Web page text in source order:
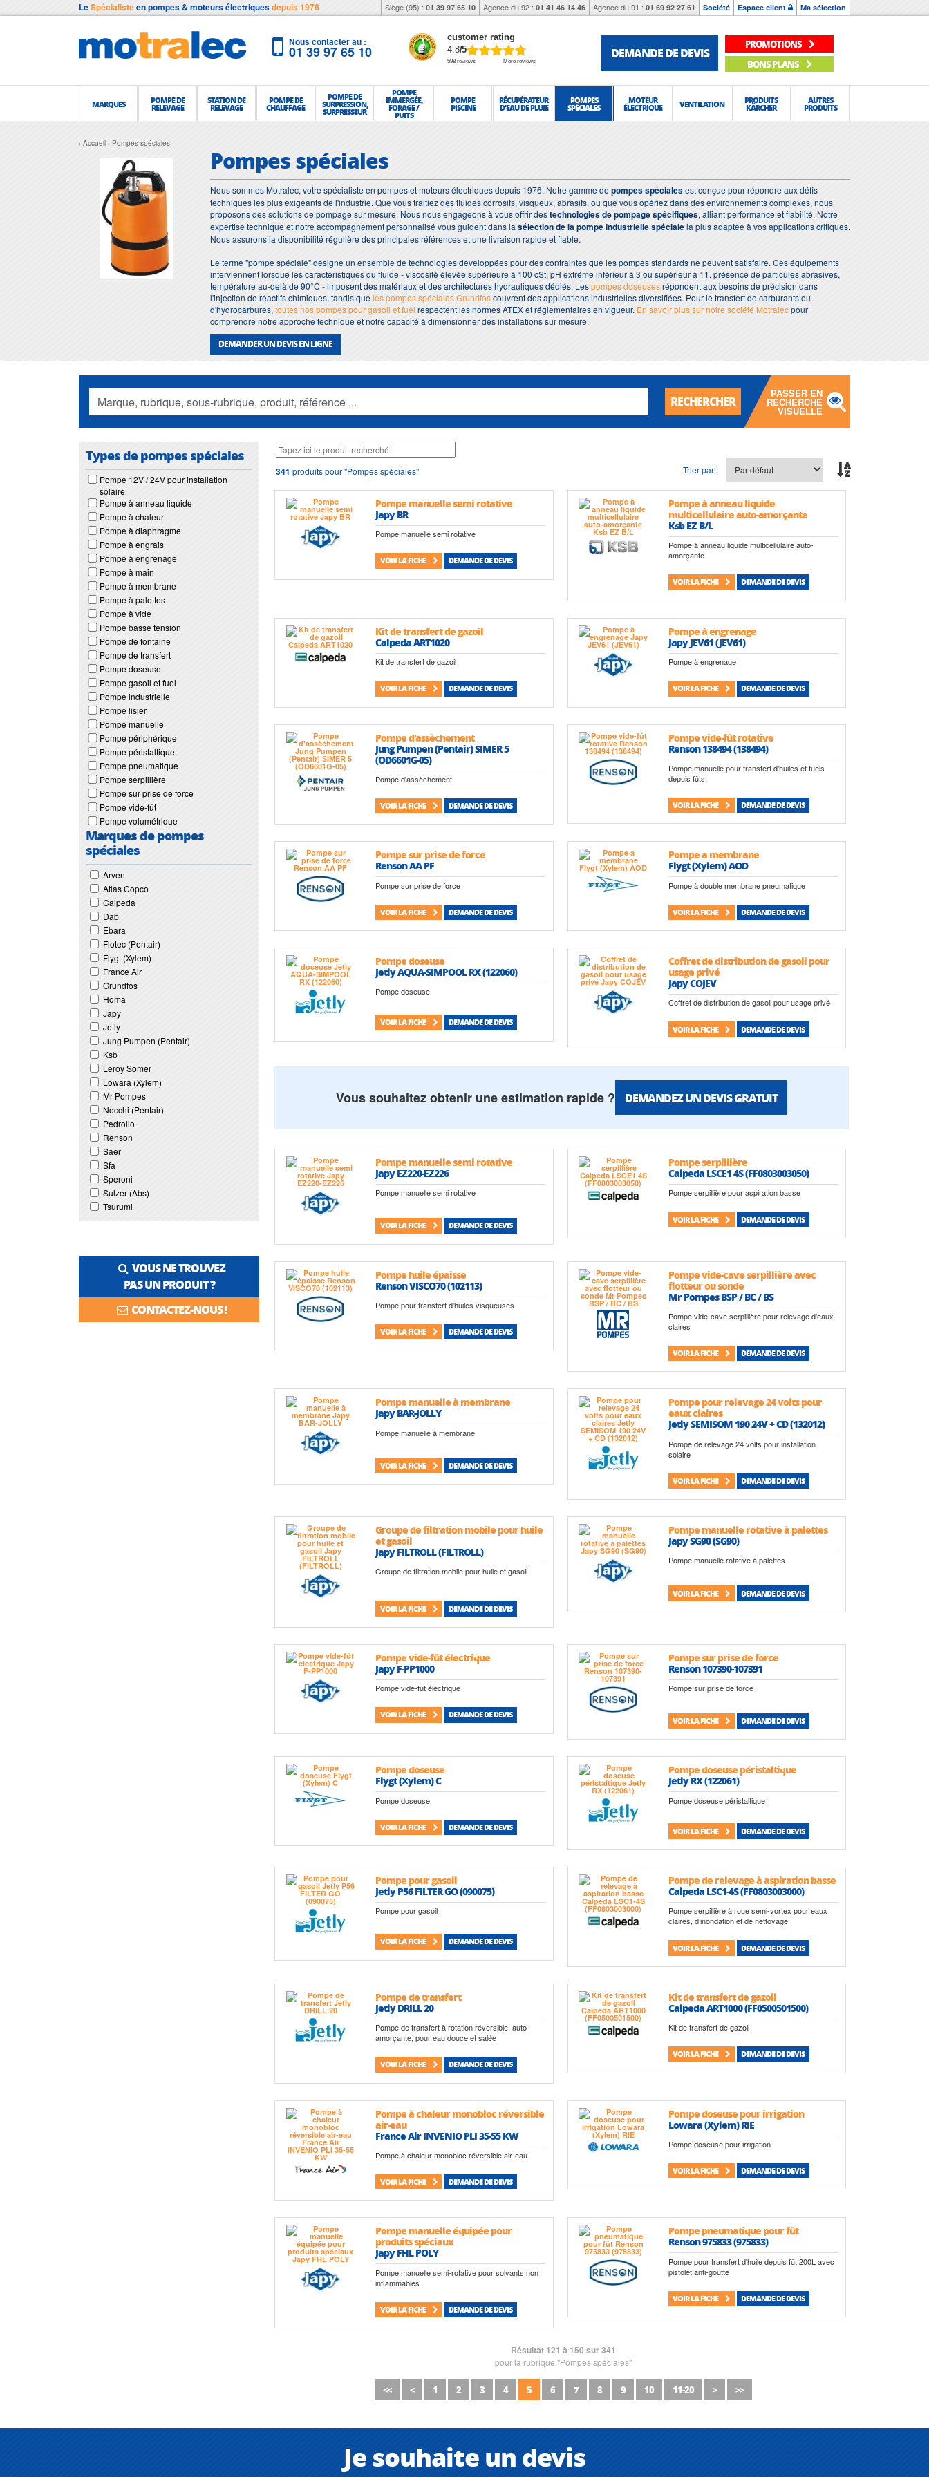
LeSpécialisteen pompes & moteurs électriquesdepuis 1976 Siège (95) : 01 39 97 65 10 Agence du 92 : 01 41 46 14 46 Agence du 91 : 01 69 92 27 61 Société Espace client Ma sélection
Nous contacter au :
01 39 97 65 10
customer rating
4.8/5
598 reviews More reviews
DEMANDE DE DEVIS
PROMOTIONS
BONS PLANS
MARQUES POMPE DE
RELEVAGE
STATION DE
RELEVAGE
POMPE DE
CHAUFFAGE
POMPE DE
SURPRESSION,
SURPRESSEUR
POMPE
IMMERGÉE,
FORAGE /
PUITS
POMPE
PISCINE
RÉCUPÉRATEUR
D'EAU DE PLUIE
POMPES
SPÉCIALES
MOTEUR
ÉLECTRIQUE VENTILATION PRODUITS
KÄRCHER
AUTRES
PRODUITS
Accueil Pompes spéciales
Pompes spéciales
Nous sommes Motralec, votre spécialiste en pompes et moteurs électriques depuis 1976. Notre gamme depompes spécialesest conçue pour répondre aux défis
techniques les plus exigeants de l'industrie. Que vous traitiez des fluides corrosifs, visqueux, abrasifs, ou que vous opériez dans des environnements complexes, nous
proposons des solutions de pompage sur mesure. Nous nous engageons à vous offrir destechnologies de pompage spécifiques, alliant performance et fiabilité. Notre
expertise technique et notre accompagnement personnalisé vous guident dans la sélection de la pompe industrielle spécialela plus adaptée à vos applications critiques.
Nous assurons la disponibilité régulière des principales références et une livraison rapide et fiable.
Le terme "pompe spéciale" désigne un ensemble de technologies développées pour des contraintes que les pompes standards ne peuvent satisfaire. Ces équipements
interviennent lorsque les caractéristiques du fluide - viscosité élevée supérieure à 100 cSt, pH extrême inférieur à 3 ou supérieur à 11, présence de particules abrasives,
température au-delà de 90°C - imposent des matériaux et des architectures hydrauliques dédiés. Lespompes doseusesrépondent aux besoins de précision dans
l'injection de réactifs chimiques, tandis queles pompes spéciales Grundfoscouvrent des applications industrielles diversifiées. Pour le transfert de carburants ou
d'hydrocarbures, toutes nos pompes pour gasoil et fuel respectent les normes ATEX et réglementaires en vigueur. En savoir plus sur notre société Motralecpour
comprendre notre approche technique et notre capacité à dimensionner des installations sur mesure.
DEMANDER UN DEVIS EN LIGNE
RECHERCHER
PASSER EN
RECHERCHE
VISUELLE
Types de pompes spéciales
Pompe 12V / 24V pour installation
solaire
Pompe à anneau liquide
Pompe à chaleur
Pompe à diaphragme
Pompe à engrais
Pompe à engrenage
Pompe à main
Pompe à membrane
Pompe à palettes
Pompe à vide
Pompe basse tension
Pompe de fontaine
Pompe de transfert
Pompe doseuse
Pompe gasoil et fuel
Pompe industrielle
Pompe lisier
Pompe manuelle
Pompe périphérique
Pompe péristaltique
Pompe pneumatique
Pompe serpillière
Pompe sur prise de force
Pompe vide-fût
Pompe volumétrique
Marques de pompes
spéciales
Arven
Atlas Copco
Calpeda
Dab
Ebara
Flotec (Pentair)
Flygt (Xylem)
France Air
Grundfos
Homa
Japy
Jetly
Jung Pumpen (Pentair)
Ksb
Leroy Somer
Lowara (Xylem)
Mr Pompes
Nocchi (Pentair)
Pedrollo
Renson
Saer
Sfa
Speroni
Sulzer (Abs)
Tsurumi
VOUS NE TROUVEZ
PAS UN PRODUIT ?
CONTACTEZ-NOUS !
341 produits pour "Pompes spéciales" Trier par :
Pompe manuelle semi rotative
Japy BR
Pompe manuelle semi rotative
VOIR LA FICHE DEMANDE DE DEVIS
Pompe à anneau liquide
multicellulaire auto-amorçante
Ksb EZ B/L
Pompe à anneau liquide multicellulaire auto-
amorçante
VOIR LA FICHE DEMANDE DE DEVIS
Kit de transfert de gazoil
Calpeda ART1020
Kit de transfert de gazoil
VOIR LA FICHE DEMANDE DE DEVIS
Pompe à engrenage
Japy JEV61 (JEV61)
Pompe à engrenage
VOIR LA FICHE DEMANDE DE DEVIS
Pompe d'assèchement
Jung Pumpen (Pentair) SIMER 5
(OD6601G-05)
Pompe d'assèchement
VOIR LA FICHE DEMANDE DE DEVIS
Pompe vide-fût rotative
Renson 138494 (138494)
Pompe manuelle pour transfert d'huiles et fuels
depuis fûts
VOIR LA FICHE DEMANDE DE DEVIS
Pompe sur prise de force
Renson AA PF
Pompe sur prise de force
VOIR LA FICHE DEMANDE DE DEVIS
Pompe a membrane
Flygt (Xylem) AOD
Pompe à double membrane pneumatique
VOIR LA FICHE DEMANDE DE DEVIS
Pompe doseuse
Jetly AQUA-SIMPOOL RX (122060)
Pompe doseuse
VOIR LA FICHE DEMANDE DE DEVIS
Coffret de distribution de gasoil pour
usage privé
Japy COJEV
Coffret de distribution de gasoil pour usage privé
VOIR LA FICHE DEMANDE DE DEVIS
Vous souhaitez obtenir une estimation rapide ? DEMANDEZ UN DEVIS GRATUIT
Pompe manuelle semi rotative
Japy EZ220-EZ226
Pompe manuelle semi rotative
VOIR LA FICHE DEMANDE DE DEVIS
Pompe serpillière
Calpeda LSCE1 4S (FF0803003050)
Pompe serpillière pour aspiration basse
VOIR LA FICHE DEMANDE DE DEVIS
Pompe huile épaisse
Renson VISCO70 (102113)
Pompe pour transfert d'huiles visqueuses
VOIR LA FICHE DEMANDE DE DEVIS
Pompe vide-cave serpillière avec
flotteur ou sonde
Mr Pompes BSP / BC / BS
Pompe vide-cave serpillière pour relevage d'eaux
claires
VOIR LA FICHE DEMANDE DE DEVIS
Pompe manuelle à membrane
Japy BAR-JOLLY
Pompe manuelle à membrane
VOIR LA FICHE DEMANDE DE DEVIS
Pompe pour relevage 24 volts pour
eaux claires
Jetly SEMISOM 190 24V + CD (132012)
Pompe de relevage 24 volts pour installation
solaire
VOIR LA FICHE DEMANDE DE DEVIS
Groupe de filtration mobile pour huile
et gasoil
Japy FILTROLL (FILTROLL)
Groupe de filtration mobile pour huile et gasoil
VOIR LA FICHE DEMANDE DE DEVIS
Pompe manuelle rotative à palettes
Japy SG90 (SG90)
Pompe manuelle rotative à palettes
VOIR LA FICHE DEMANDE DE DEVIS
Pompe vide-fût électrique
Japy F-PP1000
Pompe vide-fût électrique
VOIR LA FICHE DEMANDE DE DEVIS
Pompe sur prise de force
Renson 107390-107391
Pompe sur prise de force
VOIR LA FICHE DEMANDE DE DEVIS
Pompe doseuse
Flygt (Xylem) C
Pompe doseuse
VOIR LA FICHE DEMANDE DE DEVIS
Pompe doseuse péristaltique
Jetly RX (122061)
Pompe doseuse péristaltique
VOIR LA FICHE DEMANDE DE DEVIS
Pompe pour gasoil
Jetly P56 FILTER GO (090075)
Pompe pour gasoil
VOIR LA FICHE DEMANDE DE DEVIS
Pompe de relevage à aspiration basse
Calpeda LSC1-4S (FF0803003000)
Pompe serpillière à roue semi-vortex pour eaux
claires, d’inondation et de nettoyage
VOIR LA FICHE DEMANDE DE DEVIS
Pompe de transfert
Jetly DRILL 20
Pompe de transfert à rotation réversible, auto-
amorçante, pour eau douce et salée
VOIR LA FICHE DEMANDE DE DEVIS
Kit de transfert de gazoil
Calpeda ART1000 (FF0500501500)
Kit de transfert de gazoil
VOIR LA FICHE DEMANDE DE DEVIS
Pompe à chaleur monobloc réversible
air-eau
France Air INVENIO PLI 35-55 KW
Pompe à chaleur monobloc réversible air-eau
VOIR LA FICHE DEMANDE DE DEVIS
Pompe doseuse pour irrigation
Lowara (Xylem) RIE
Pompe doseuse pour irrigation
VOIR LA FICHE DEMANDE DE DEVIS
Pompe manuelle équipée pour
produits spéciaux
Japy FHL POLY
Pompe manuelle semi-rotative pour solvants non
inflammables
VOIR LA FICHE DEMANDE DE DEVIS
Pompe pneumatique pour fût
Renson 975833 (975833)
Pompe pour transfert d'huile depuis fût 200L avec
pistolet anti-goutte
VOIR LA FICHE DEMANDE DE DEVIS
Résultat 121 à 150 sur 341
pour la rubrique "Pompes spéciales"
<< < 1 2 3 4 5 6 7 8 9 10 11-20 > >>
Je souhaite un devis